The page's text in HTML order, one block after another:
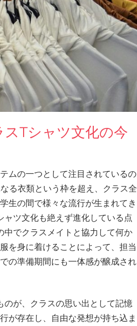
Tシャツ文化の今
ムの一つとして注目されているの
る衣類という枠を超え、クラス全
生の間で様々な流行が生まれてき
ツ文化も絶えず進化している点
でクラスメイトと協力して何か
を身に着けることによって、担当
の準備期間にも一体感が醸成され
のが、クラスの思い出として記憶
が存在し、自由な発想が持ち込ま